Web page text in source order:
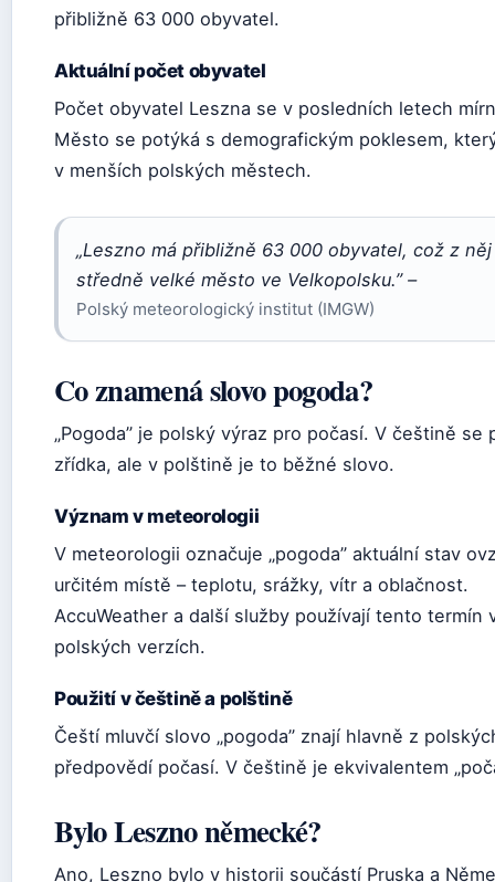
přibližně 63 000 obyvatel.
Aktuální počet obyvatel
Počet obyvatel Leszna se v posledních letech
Město se potýká s demografickým poklesem,
v menších polských městech.
„Leszno má přibližně 63 000 obyvatel, což z
středně velké město ve Velkopolsku.” –
Polský meteorologický institut (IMGW)
Co znamená slovo pogoda?
„Pogoda” je polský výraz pro počasí. V češtině se
zřídka, ale v polštině je to běžné slovo.
Význam v meteorologii
V meteorologii označuje „pogoda” aktuální stav
určitém místě – teplotu, srážky, vítr a oblačnost.
AccuWeather a další služby používají tento termín
polských verzích.
Použití v češtině a polštině
Čeští mluvčí slovo „pogoda” znají hlavně z
předpovědí počasí. V češtině je ekvivalentem
Bylo Leszno německé?
Ano, Leszno bylo v historii součástí Pruska a